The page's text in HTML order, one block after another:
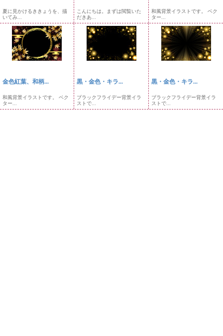
夏に見かけるききょうを、描
いてみ...
こんにちは。まずは閲覧いた
だきあ...
和風背景イラストです。 ベク
ター...
金色紅葉、和柄...
和風背景イラストです。 ベク
ター...
黒・金色・キラ...
ブラックフライデー背景イラ
ストで...
黒・金色・キラ...
ブラックフライデー背景イラ
ストで...